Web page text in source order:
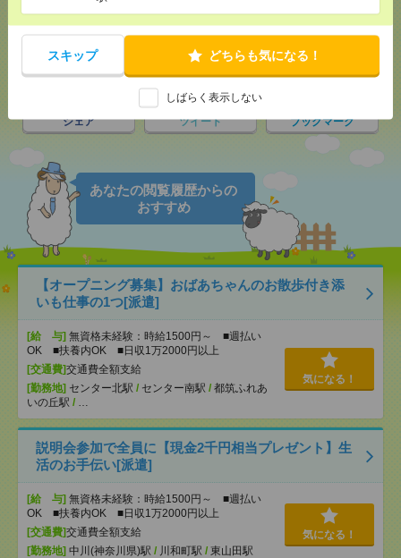
スキップ どちらも気になる！
しばらく表示しない
メール LINEで送る
シェア ツイート ブックマーク
あなたの閲覧履歴からの
おすすめ
【オープニング募集】おばあちゃんのお散歩付き添
いも仕事の1つ[派遣]
[給 与] 無資格未経験：時給1500円～ ■週払い
OK ■扶養内OK ■日収1万2000円以上
[交通費]交通費全額支給
[勤務地] センター北駅 / センター南駅 / 都筑ふれあ
いの丘駅 / …
気になる！
説明会参加で全員に【現金2千円相当プレゼント】生
活のお手伝い[派遣]
[給 与] 無資格未経験：時給1500円～ ■週払い
OK ■扶養内OK ■日収1万2000円以上
[交通費]交通費全額支給
[勤務地] 中川(神奈川県)駅 / 川和町駅 / 東山田駅
気になる！